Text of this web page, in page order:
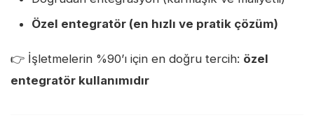
Özel entegratör (en hızlı ve pratik çözüm)
👉 İşletmelerin %90’ı için en doğru tercih: özel
entegratör kullanımıdır